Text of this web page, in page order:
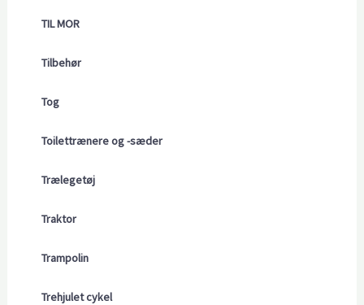
TIL MOR
Tilbehør
Tog
Toilettrænere og -sæder
Trælegetøj
Traktor
Trampolin
Trehjulet cykel